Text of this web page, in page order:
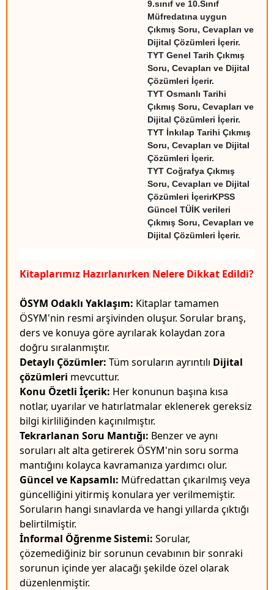
9.sınıf ve 10.Sınıf
Müfredatına uygun
Çıkmış Soru, Cevapları ve
Dijital Çözümleri İçerir.
TYT Genel Tarih Çıkmış
Soru, Cevapları ve Dijital
Çözümleri İçerir.
TYT Osmanlı Tarihi
Çıkmış Soru, Cevapları ve
Dijital Çözümleri İçerir.
TYT İnkılap Tarihi Çıkmış
Soru, Cevapları ve Dijital
Çözümleri İçerir.
TYT Coğrafya Çıkmış
Soru, Cevapları ve Dijital
Çözümleri İçerirKPSS
Güncel TÜİK verileri
Çıkmış Soru, Cevapları ve
Dijital Çözümleri İçerir.
Kitaplarımız Hazırlanırken Nelere Dikkat Edildi?
ÖSYM Odaklı Yaklaşım: Kitaplar tamamen
ÖSYM'nin resmi arşivinden oluşur. Sorular branş,
ders ve konuya göre ayrılarak kolaydan zora
doğru sıralanmıştır.
Detaylı Çözümler: Tüm soruların ayrıntılı Dijital
çözümleri mevcuttur.
Konu Özetli İçerik: Her konunun başına kısa
notlar, uyarılar ve hatırlatmalar eklenerek gereksiz
bilgi kirliliğinden kaçınılmıştır.
Tekrarlanan Soru Mantığı: Benzer ve aynı
soruları alt alta getirerek ÖSYM'nin soru sorma
mantığını kolayca kavramanıza yardımcı olur.
Güncel ve Kapsamlı: Müfredattan çıkarılmış veya
güncelliğini yitirmiş konulara yer verilmemiştir.
Soruların hangi sınavlarda ve hangi yıllarda çıktığı
belirtilmiştir.
İnformal Öğrenme Sistemi: Sorular,
çözemediğiniz bir sorunun cevabının bir sonraki
sorunun içinde yer alacağı şekilde özel olarak
düzenlenmiştir.